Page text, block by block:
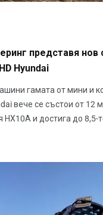
представя нов
Hyundai
гамата от мини и
вече се състои от 12
НХ10А и достига до 8,5-